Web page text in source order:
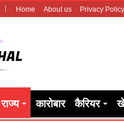
Home About us Privacy Policy
राज्य कारोबार कैरियर